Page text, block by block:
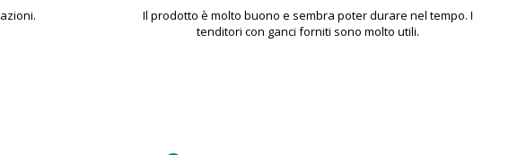
Il prodotto è molto buono e sembra poter durare nel tempo. I
tenditori con ganci forniti sono molto utili.